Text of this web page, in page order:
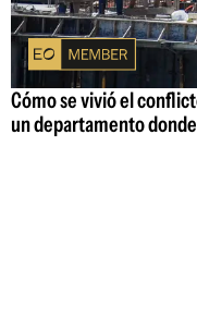
Cómo se vivió el
un departamento